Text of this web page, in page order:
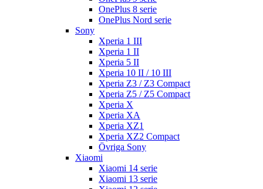
OnePlus 8 serie
OnePlus Nord serie
Sony
Xperia 1 III
Xperia 1 II
Xperia 5 II
Xperia 10 II / 10 III
Xperia Z3 / Z3 Compact
Xperia Z5 / Z5 Compact
Xperia X
Xperia XA
Xperia XZ1
Xperia XZ2 Compact
Övriga Sony
Xiaomi
Xiaomi 14 serie
Xiaomi 13 serie